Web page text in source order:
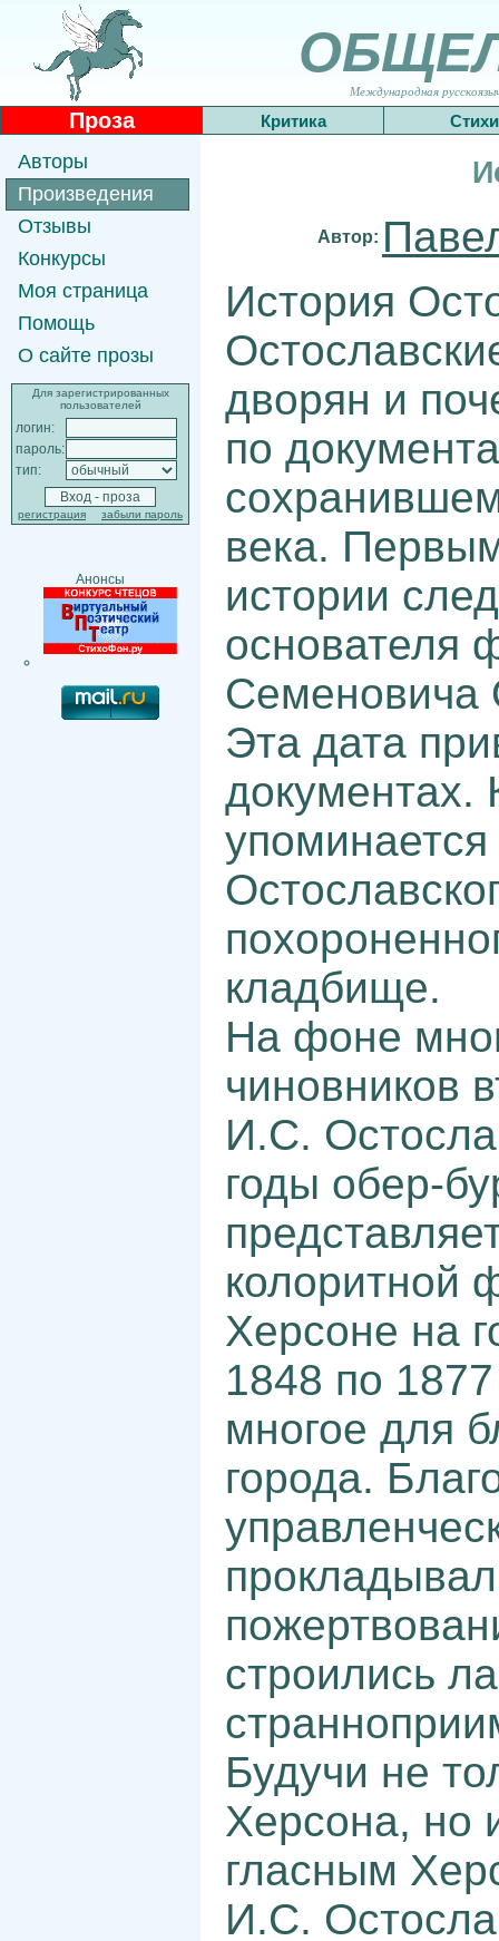
Международная
Проза Критика Стихи
Авторы
Произведения
Отзывы
Конкурсы
Моя страница
Помощь
О сайте прозы
Для зарегистрированных
пользователей
логин:
пароль:
тип:
регистрация забыли пароль
Анонсы
Автор:
История
дворян и
по
века.
истории
основателя
Семеновича
Эта дата
документах.
кладбище.
На фоне
чиновников
И.С.
годы обер-
колоритной
Херсоне на
1848 по
многое для
города.
строились
Будучи не
Херсона, но
гласным
И.С.